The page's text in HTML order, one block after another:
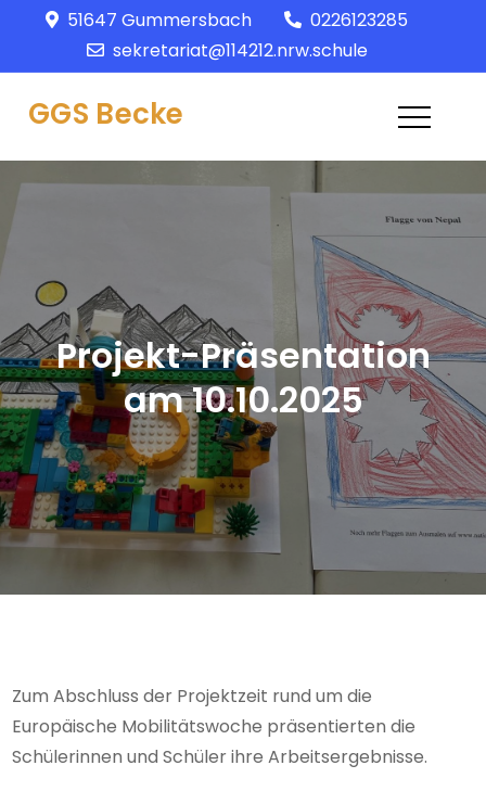
springen
content
51647 Gummersbach
0226123285
sekretariat@114212.nrw.schule
GGS Becke
Projekt-Präsentation
am 10.10.2025
Zum Abschluss der Projektzeit rund um die
Europäische Mobilitätswoche präsentierten die
Schülerinnen und Schüler ihre Arbeitsergebnisse.